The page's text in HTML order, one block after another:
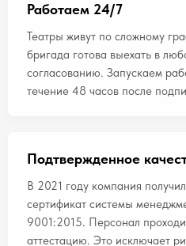
Работаем 24/7
Театры живут по сложному
бригада готова выехать в
согласованию. Запускаем
течение 48 часов после
Подтвержденное
В 2021 году компания
сертификат системы
9001:2015. Персонал
аттестацию. Это исключает